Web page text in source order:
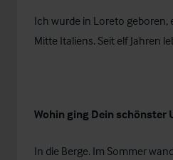
Ich wurde in Loreto geboren,
Mitte Italiens. Seit elf Jahren
Wohin ging Dein schönster
In die Berge. Im Sommer